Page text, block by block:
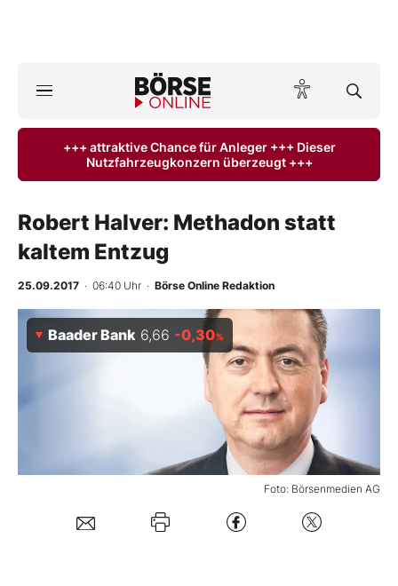
ktuelle Ausgabe BÖRSE ONLINE lesen
Finanz-Check
BO-Musterdepots
+++ attraktive Chance für Anleger +++ Dieser
Nutzfahrzeugkonzern überzeugt +++
Robert Halver: Methadon statt
kaltem Entzug
25.09.2017 · 06:40 Uhr · Börse Online Redaktion
Foto: Börsenmedien AG
Baader Bank 6,66 -0,30%